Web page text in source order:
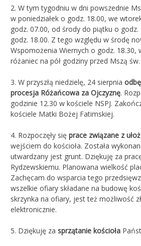
2. W tym tygodniu w dni powszednie
w poniedziałek o godz. 18.00, we
godz. 07.00, od środy do piątku o
godz. 18.00. Z tego względu w środę
Wspomożenia Wiernych o godz. 18.30,
różaniec na pół godziny przed Mszą św.
3. W przyszłą niedzielę, 24 sierpnia
procesja Różańcowa za Ojczyznę.
godzinie 12.30 w kościele NSPJ.
kościele Matki Bożej Fatimskiej.
4. Rozpoczęły się prace związane z
wejściem do kościoła. Została
utwardzany jest grunt. Dziękuję za
Rydzewskiemu. Planowana wielkość
Zachęcam do wsparcia tego
wszelkie ofiary składane na budowę
skrzynka na ofiary, jest też możliwość
elektronicznie.
5. Dziękuję za sprzątanie kościoła